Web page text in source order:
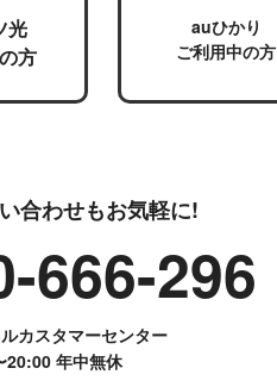
光
方
auひかり
ご利用中の方
合わせもお気軽に!
666-296
カスタマーセンター
20:00 年中無休